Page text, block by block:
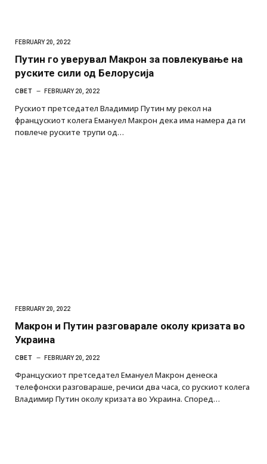
FEBRUARY 20, 2022
Путин го уверувал Макрон за повлекување на
руските сили од Белорусија
СВЕТ FEBRUARY 20, 2022
Рускиот претседател Владимир Путин му рекол на
францускиот колега Емануел Макрон дека има намера да ги
повлече руските трупи од…
FEBRUARY 20, 2022
Макрон и Путин разговарале околу кризата во
Украина
СВЕТ FEBRUARY 20, 2022
Францускиот претседател Емануел Макрон денеска
телефонски разговараше, речиси два часа, со рускиот колега
Владимир Путин околу кризата во Украина. Според…